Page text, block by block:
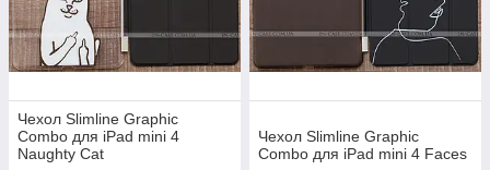
Чехол Slimline Graphic
Combo для iPad mini 4
Naughty Cat
Чехол Slimline Graphic
Combo для iPad mini 4 Faces